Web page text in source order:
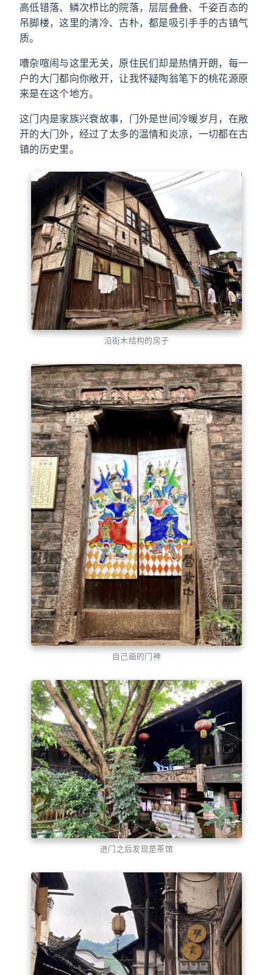
高低错落、鳞次栉比的院落，层层叠叠、千姿百态的
吊脚楼，这里的清冷、古朴，都是吸引手手的古镇气
质。
嘈杂喧闹与这里无关，原住民们却是热情开朗，每一
户的大门都向你敞开，让我怀疑陶翁笔下的桃花源原
来是在这个地方。
这门内是家族兴衰故事，门外是世间冷暖岁月，在敞
开的大门外，经过了太多的温情和炎凉，一切都在古
镇的历史里。
沿街木结构的房子
自己画的门神
进门之后发现是茶馆